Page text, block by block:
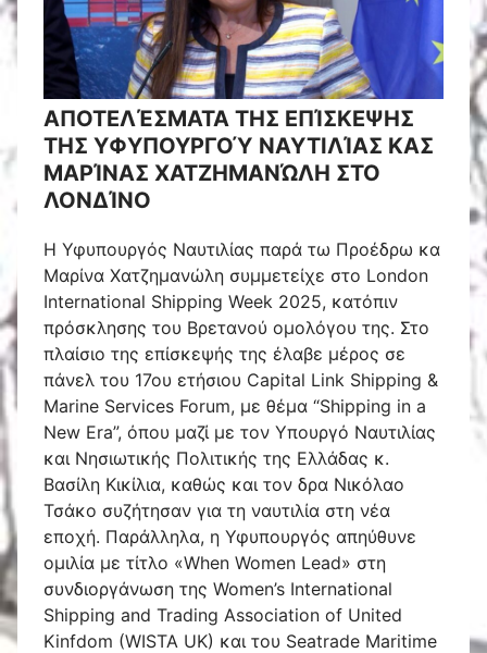
ΑΠΟΤΕΛΈΣΜΑΤΑ ΤΗΣ ΕΠΊΣΚΕΨΗΣ
ΤΗΣ ΥΦΥΠΟΥΡΓΟΎ ΝΑΥΤΙΛΊΑΣ ΚΑΣ
ΜΑΡΊΝΑΣ ΧΑΤΖΗΜΑΝΏΛΗ ΣΤΟ
ΛΟΝΔΊΝΟ
Η Υφυπουργός Ναυτιλίας παρά τω Προέδρω κα
Μαρίνα Χατζημανώλη συμμετείχε στο London
International Shipping Week 2025, κατόπιν
πρόσκλησης του Βρετανού ομολόγου της. Στο
πλαίσιο της επίσκεψής της έλαβε μέρος σε
πάνελ του 17ου ετήσιου Capital Link Shipping &
Marine Services Forum, με θέμα “Shipping in a
New Era”, όπου μαζί με τον Υπουργό Ναυτιλίας
και Νησιωτικής Πολιτικής της Ελλάδας κ.
Βασίλη Κικίλια, καθώς και τον δρα Νικόλαο
Τσάκο συζήτησαν για τη ναυτιλία στη νέα
εποχή. Παράλληλα, η Υφυπουργός απηύθυνε
ομιλία με τίτλο «When Women Lead» στη
συνδιοργάνωση της Women’s International
Shipping and Trading Association of United
Kinfdom (WISTA UK) και του Seatrade Maritime